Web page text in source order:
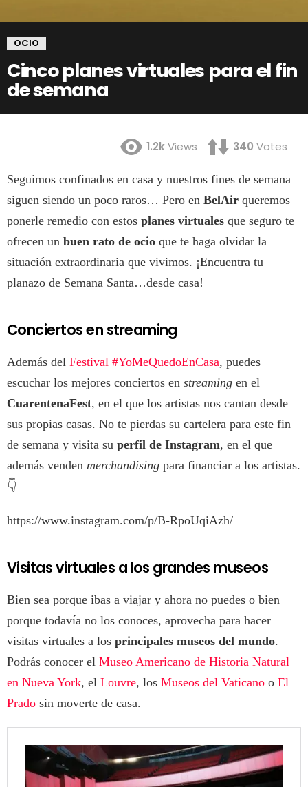
OCIO
Cinco planes virtuales para el fin
de semana
1.2kViews 340 Votes
Seguimos confinados en casa y nuestros fines de semana
siguen siendo un poco raros… Pero en BelAir queremos
ponerle remedio con estos planes virtuales que seguro te
ofrecen un buen rato de ocio que te haga olvidar la
situación extraordinaria que vivimos. ¡Encuentra tu
planazo de Semana Santa…desde casa!
Conciertos en streaming
Además del Festival #YoMeQuedoEnCasa, puedes
escuchar los mejores conciertos en streaming en el
CuarentenaFest, en el que los artistas nos cantan desde
sus propias casas. No te pierdas su cartelera para este fin
de semana y visita su perfil de Instagram, en el que
además venden merchandising para financiar a los artistas.
👇
https://www.instagram.com/p/B-RpoUqiAzh/
Visitas virtuales a los grandes museos
Bien sea porque ibas a viajar y ahora no puedes o bien
porque todavía no los conoces, aprovecha para hacer
visitas virtuales a los principales museos del mundo.
Podrás conocer el Museo Americano de Historia Natural
en Nueva York, el Louvre, los Museos del Vaticano o El
Prado sin moverte de casa.